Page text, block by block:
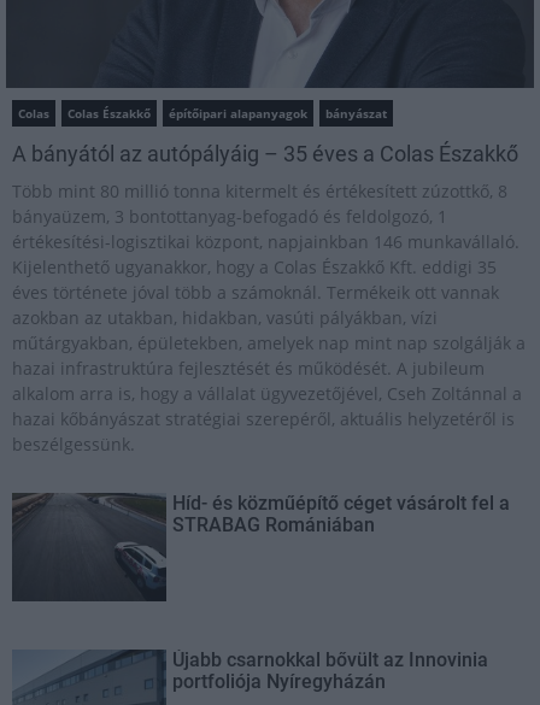
Colas Colas Északkő építőipari alapanyagok bányászat
A bányától az autópályáig – 35 éves a Colas Északkő
Több mint 80 millió tonna kitermelt és értékesített zúzottkő, 8
bányaüzem, 3 bontottanyag-befogadó és feldolgozó, 1
értékesítési-logisztikai központ, napjainkban 146 munkavállaló.
Kijelenthető ugyanakkor, hogy a Colas Északkő Kft. eddigi 35
éves története jóval több a számoknál. Termékeik ott vannak
azokban az utakban, hidakban, vasúti pályákban, vízi
műtárgyakban, épületekben, amelyek nap mint nap szolgálják a
hazai infrastruktúra fejlesztését és működését. A jubileum
alkalom arra is, hogy a vállalat ügyvezetőjével, Cseh Zoltánnal a
hazai kőbányászat stratégiai szerepéről, aktuális helyzetéről is
beszélgessünk.
Híd- és közműépítő céget vásárolt fel a
STRABAG Romániában
Újabb csarnokkal bővült az Innovinia
portfoliója Nyíregyházán